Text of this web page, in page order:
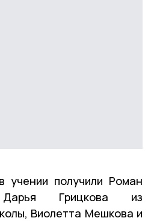
учении получили Роман
Грицкова из
Виолетта Мешкова и